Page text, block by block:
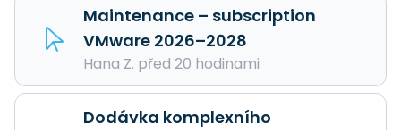
Maintenance – subscription
VMware 2026–2028
Hana Z. před 20 hodinami
Dodávka komplexního